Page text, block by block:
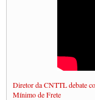
Diretor da CNTTL debate
Mínimo de Frete